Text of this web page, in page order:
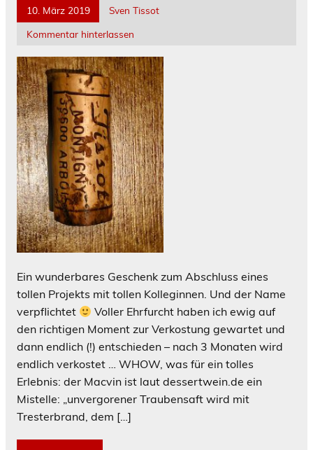
10. März 2019
Sven Tissot
Kommentar hinterlassen
Ein wunderbares Geschenk zum Abschluss eines
tollen Projekts mit tollen Kolleginnen. Und der Name
verpflichtet
Voller Ehrfurcht haben ich ewig auf
den richtigen Moment zur Verkostung gewartet und
dann endlich (!) entschieden – nach 3 Monaten wird
endlich verkostet … WHOW, was für ein tolles
Erlebnis: der Macvin ist laut dessertwein.de ein
Mistelle: „unvergorener Traubensaft wird mit
Tresterbrand, dem […]